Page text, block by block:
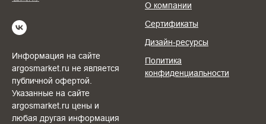
Информация на сайте
argosmarket.ru не является
публичной офертой.
Указанные на сайте
argosmarket.ru цены и
любая другая информация
О компании
Сертификаты
Дизайн-ресурсы
Политика
конфиденциальности